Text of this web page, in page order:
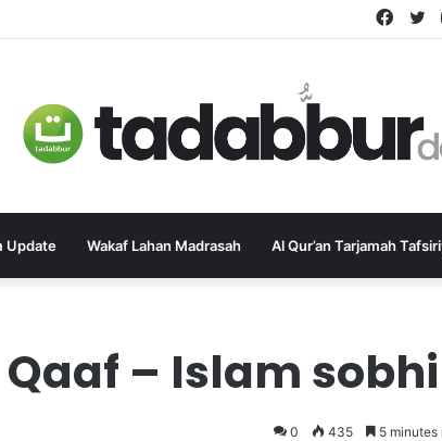
Update Wakaf Lahan Madrasah Al Qur’an Tarjamah
– Islam sobhi
0 435 5 minutes